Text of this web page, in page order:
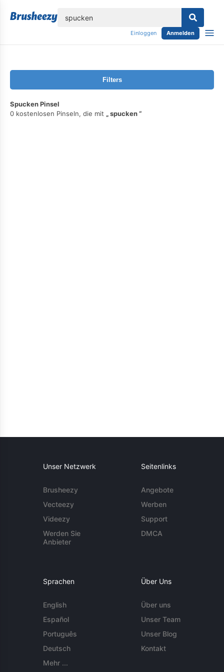
Einloggen Anmelden
Filters
Spucken Pinsel
0 kostenlosen Pinseln, die mit
spucken
Unser Netzwerk
Brusheezy
Vecteezy
Videezy
Werden Sie
Anbieter
Seitenlinks
Angebote
Werben
Support
DMCA
Sprachen
English
Español
Português
Deutsch
Mehr ...
Über Uns
Über uns
Unser Team
Unser Blog
Kontakt